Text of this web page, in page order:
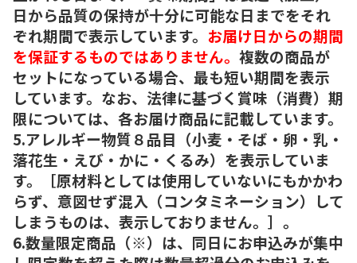
日から品質の保持が十分に可能な日までをそれ
ぞれ期間で表示しています。 お届け日からの期間
を保証するものではありません。 複数の商品が
セットになっている場合、最も短い期間を表示
しています。なお、法律に基づく賞味（消費）期
限については、各お届け商品に記載しています。
5.アレルギー物質８品目（小麦・そば・卵・乳・
落花生・えび・かに・くるみ）を表示していま
す。［原材料としては使用していないにもかかわ
らず、意図せず混入（コンタミネーション）して
しまうものは、表示しておりません。］。
6.数量限定商品（※）は、同日にお申込みが集中